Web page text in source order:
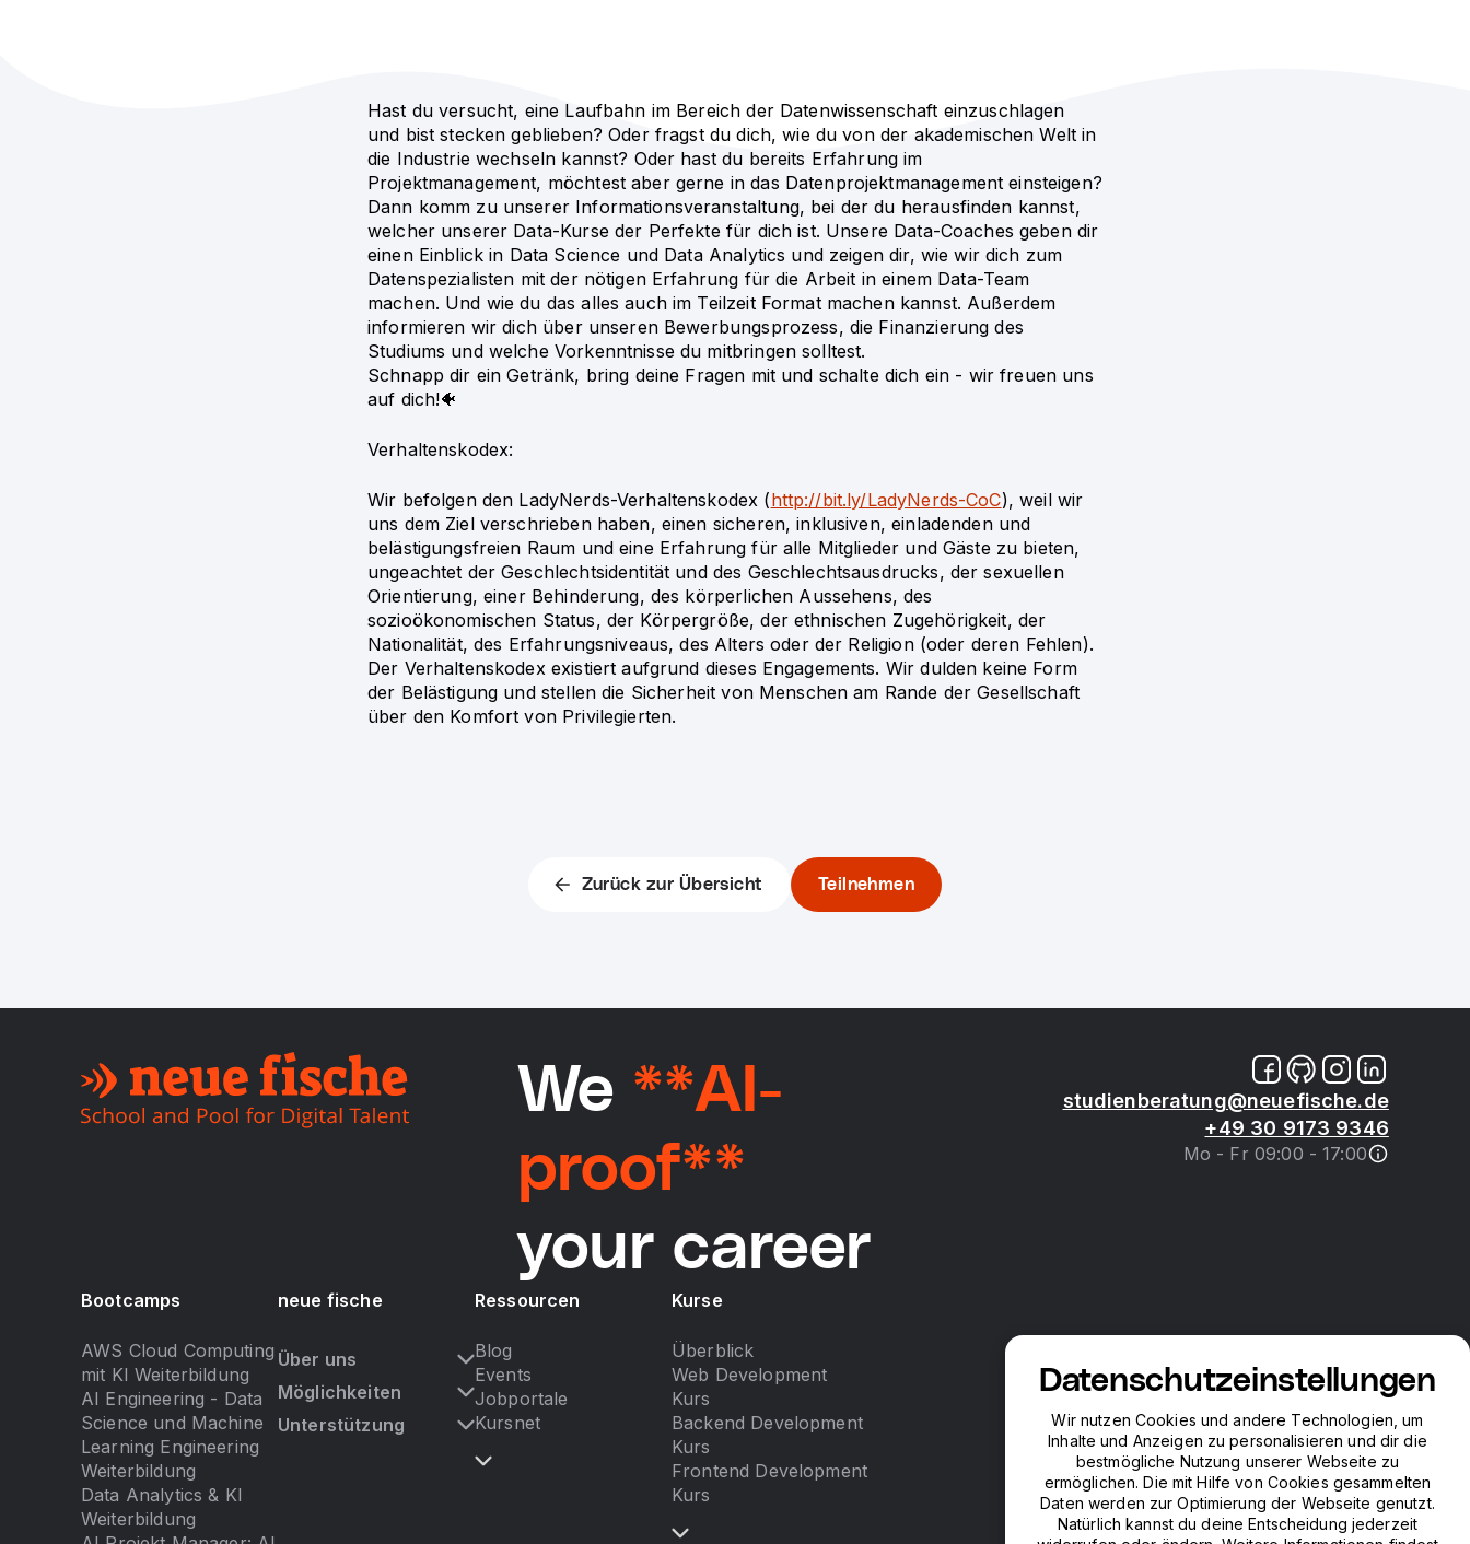
Hast du versucht, eine Laufbahn im Bereich der Datenwissenschaft einzuschlagen
und bist stecken geblieben? Oder fragst du dich, wie du von der akademischen Welt in
die Industrie wechseln kannst? Oder hast du bereits Erfahrung im
Projektmanagement, möchtest aber gerne in das Datenprojektmanagement einsteigen?
Dann komm zu unserer Informationsveranstaltung, bei der du herausfinden kannst,
welcher unserer Data-Kurse der Perfekte für dich ist. Unsere Data-Coaches geben dir
einen Einblick in Data Science und Data Analytics und zeigen dir, wie wir dich zum
Datenspezialisten mit der nötigen Erfahrung für die Arbeit in einem Data-Team
machen. Und wie du das alles auch im Teilzeit Format machen kannst. Außerdem
informieren wir dich über unseren Bewerbungsprozess, die Finanzierung des
Studiums und welche Vorkenntnisse du mitbringen solltest.
Schnapp dir ein Getränk, bring deine Fragen mit und schalte dich ein - wir freuen uns
auf dich!🐠
Verhaltenskodex:
Wir befolgen den LadyNerds-Verhaltenskodex (http://bit.ly/LadyNerds-CoC), weil wir
uns dem Ziel verschrieben haben, einen sicheren, inklusiven, einladenden und
belästigungsfreien Raum und eine Erfahrung für alle Mitglieder und Gäste zu bieten,
ungeachtet der Geschlechtsidentität und des Geschlechtsausdrucks, der sexuellen
Orientierung, einer Behinderung, des körperlichen Aussehens, des
sozioökonomischen Status, der Körpergröße, der ethnischen Zugehörigkeit, der
Nationalität, des Erfahrungsniveaus, des Alters oder der Religion (oder deren Fehlen).
Der Verhaltenskodex existiert aufgrund dieses Engagements. Wir dulden keine Form
der Belästigung und stellen die Sicherheit von Menschen am Rande der Gesellschaft
über den Komfort von Privilegierten.
Zurück zur Übersicht Teilnehmen
We **AI-
proof**
your career
studienberatung@neuefische.de
+49 30 9173 9346
Mo - Fr 09:00 - 17:00
Bootcamps
AWS Cloud Computing
mit KI Weiterbildung
AI Engineering - Data
Science und Machine
Learning Engineering
Weiterbildung
Data Analytics & KI
Weiterbildung
neue fische
Über uns
Möglichkeiten
Unterstützung
Ressourcen
Blog
Events
Jobportale
Kursnet
Kurse
Überblick
Web Development
Kurs
Backend Development
Kurs
Frontend Development
Kurs
Datenschutzeinstellungen
Wir nutzen Cookies und andere Technologien, um
Inhalte und Anzeigen zu personalisieren und dir die
bestmögliche Nutzung unserer Webseite zu
ermöglichen. Die mit Hilfe von Cookies gesammelten
Daten werden zur Optimierung der Webseite genutzt.
Natürlich kannst du deine Entscheidung jederzeit